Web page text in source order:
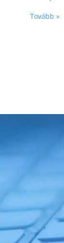
Tovább »